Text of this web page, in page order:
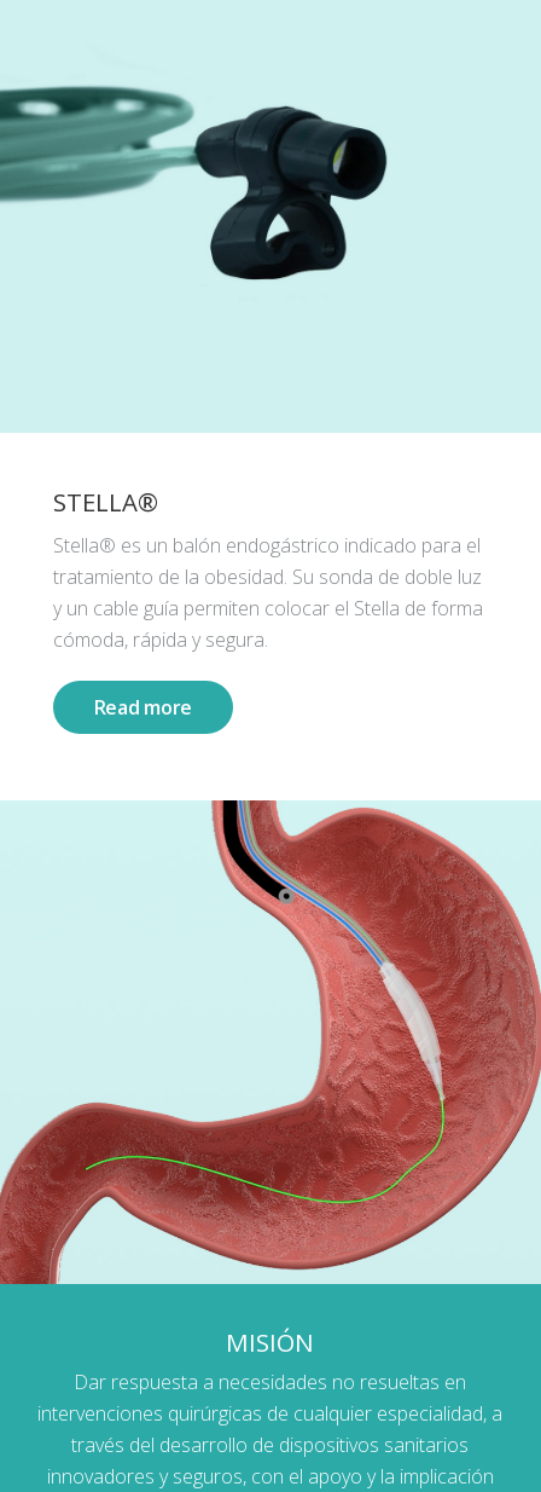
STELLA®
Stella® es un balón endogástrico indicado para el
tratamiento de la obesidad. Su sonda de doble luz
y un cable guía permiten colocar el Stella de forma
cómoda, rápida y segura.
Read more
MISIÓN
Dar respuesta a necesidades no resueltas en
intervenciones quirúrgicas de cualquier especialidad, a
través del desarrollo de dispositivos sanitarios
innovadores y seguros, con el apoyo y la implicación